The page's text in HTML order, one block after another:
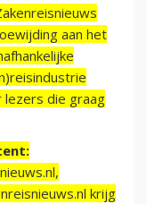
aan het
lezers die graag
krijg